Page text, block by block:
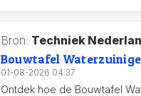
Bron: Techniek
Bouwtafel
01-08-2026 04:37
Ontdek hoe de Bouwtafel